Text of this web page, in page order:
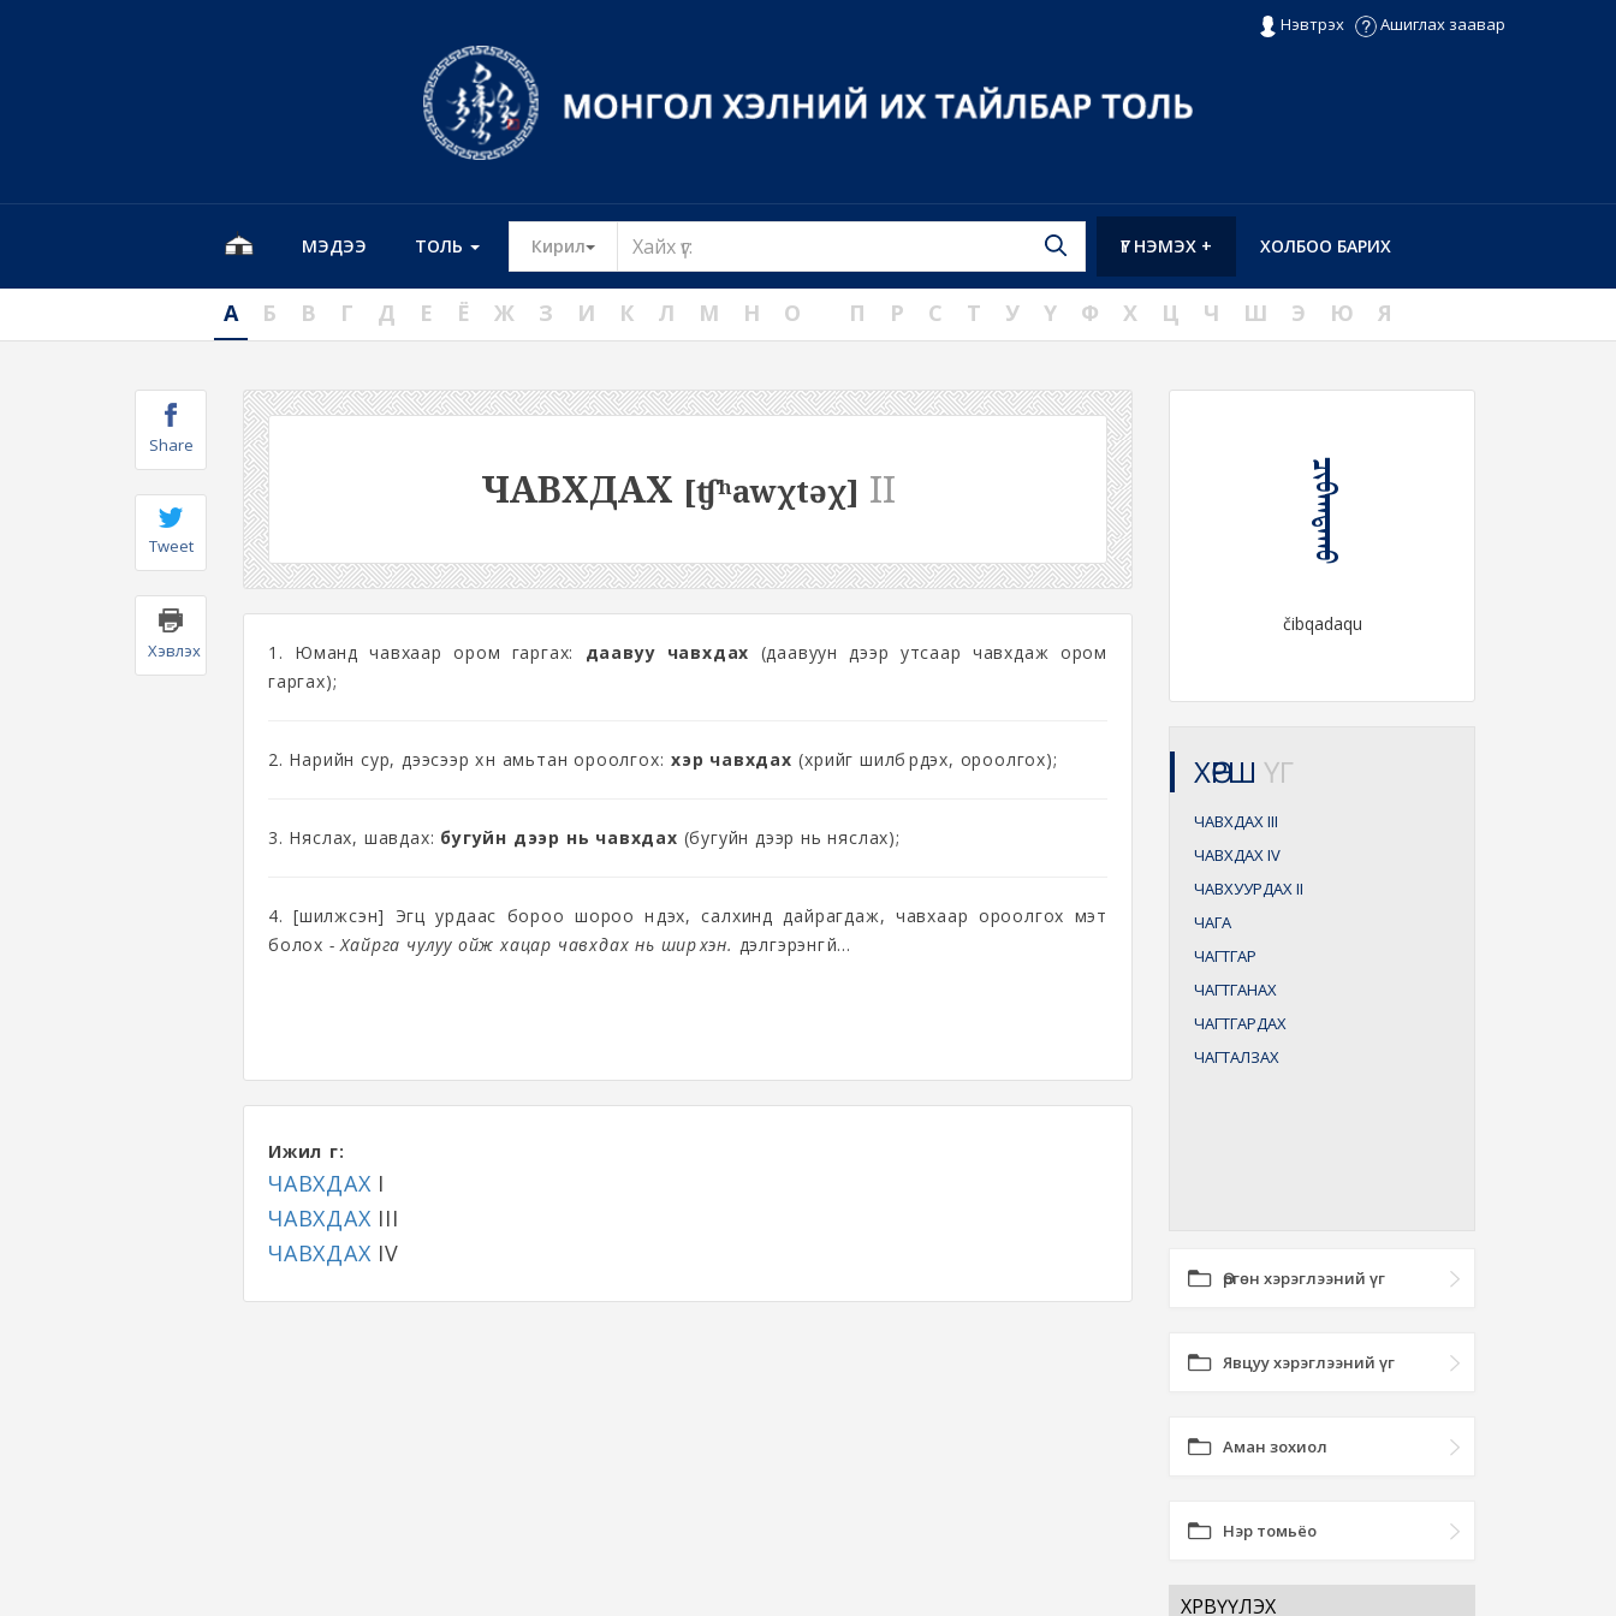
Нэвтрэх Ашиглах заавар
МЭДЭЭ ТОЛЬ Кирил Toggle Dropdown ХОЛБОО БАРИХ
ҮГ НЭМЭХ +
А Б В Г Д Е Ё Ж З И К Л М Н О П Р С Т У Ү Ф Х Ц Ч Ш Э Ю Я
Share
Tweet
Хэвлэх
ЧАВХДАХ [ʧʰawχtəχ] II
1. Юманд чавхаар ором гаргах: даавуу чавхдах (даавуун дээр утсаар чавхдаж ором
гаргах);
2. Нарийн сур, дээсээр хүн амьтан ороолгох: үхэр чавхдах (үхрийг шилбүүрдэх, ороолгох);
3. Няслах, шавдах: бугуйн дээр нь чавхдах (бугуйн дээр нь няслах);
4. [шилжсэн] Эгц урдаас бороо шороо нүдэх, салхинд дайрагдаж, чавхаар ороолгох мэт
болох - Хайрга чулуу ойж хацар чавхдах нь ширүүхэн. дэлгэрэнгүй...
Ижил үг:
ЧАВХДАХ I
ЧАВХДАХ III
ЧАВХДАХ IV
ᠴᠢᠪᠬᠠᠳᠠᠬᠤ
čibqadaqu
ХӨРШ ҮГ
ЧАВХДАХIII
ЧАВХДАХIV
ЧАВХУУРДАХII
ЧАГА
ЧАГТГАР
ЧАГТГАНАХ
ЧАГТГАРДАХ
ЧАГТАЛЗАХ
Өргөн хэрэглээний үг
Явцуу хэрэглээний үг
Аман зохиол
Нэр томьёо
ХӨРВҮҮЛЭХ